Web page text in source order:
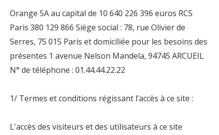
Orange SA au capital de 10 640 226 396 euros RCS
Paris 380 129 866 Siège social : 78, rue Olivier de
Serres, 75 015 Paris et domiciliée pour les besoins des
présentes 1 avenue Nelson Mandela, 94745 ARCUEIL
N° de téléphone : 01.44.44.22.22
1/ Termes et conditions régissant l’accès à ce site :
L'accès des visiteurs et des utilisateurs à ce site